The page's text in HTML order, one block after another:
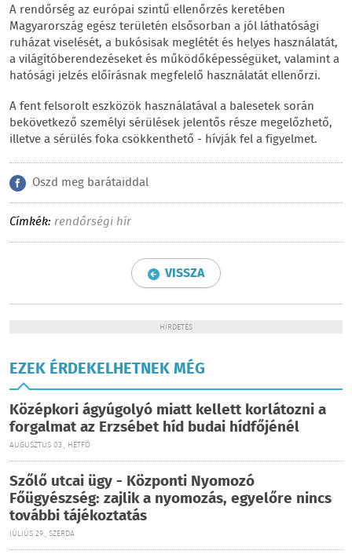
A rendőrség az európai szintű ellenőrzés keretében
Magyarország egész területén elsősorban a jól láthatósági
ruházat viselését, a bukósisak meglétét és helyes használatát,
a világítóberendezéseket és működőképességüket, valamint a
hatósági jelzés előírásnak megfelelő használatát ellenőrzi.
A fent felsorolt eszközök használatával a balesetek során
bekövetkező személyi sérülések jelentős része megelőzhető,
illetve a sérülés foka csökkenthető - hívják fel a figyelmet.
Oszd meg barátaiddal
Címkék: rendőrségi hír
VISSZA
HIRDETÉS
EZEK ÉRDEKELHETNEK MÉG
Középkori ágyúgolyó miatt kellett korlátozni a
forgalmat az Erzsébet híd budai hídfőjénél
AUGUSZTUS 03., HÉTFŐ
Szőlő utcai ügy - Központi Nyomozó
Főügyészség: zajlik a nyomozás, egyelőre nincs
további tájékoztatás
JÚLIUS 29., SZERDA